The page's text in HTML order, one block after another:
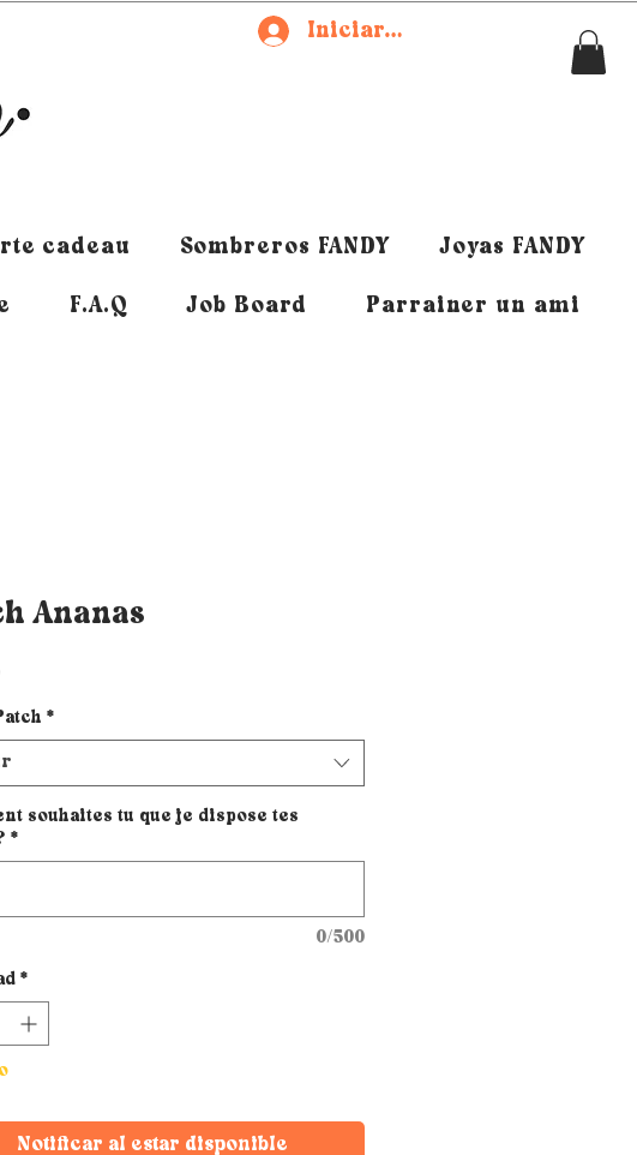
Iniciar sesión
cadeau Sombreros FANDY Joyas FANDY
F.A.Q Job Board Parrainer un ami
Ananas
*
souhaites tu que je dispose tes
*
0/500
*
Notificar al estar disponible